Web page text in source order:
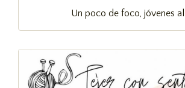
Un poco de foco, jóvenes